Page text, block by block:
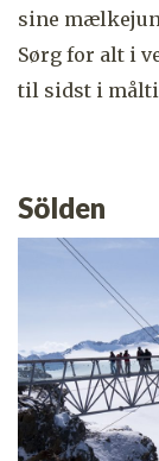
sine
Sørg for alt i
til sidst i
Sölden